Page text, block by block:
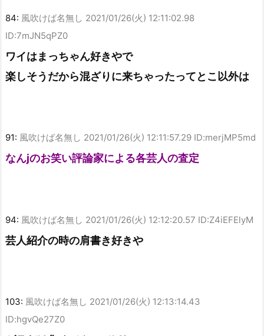
84: 風吹けば名無し 2021/01/26(火) 12:11:02.98
ID:7mJN5qPZ0
ワイはまっちゃん好きやで
楽しそうだから混ざりに来ちゃったってとこ以外は
91: 風吹けば名無し 2021/01/26(火) 12:11:57.29 ID:merjMP5md
なんjのお笑い評論家による各芸人の査定
94: 風吹けば名無し 2021/01/26(火) 12:12:20.57 ID:Z4iEFElyM
芸人紹介の時の肩書き好きや
103: 風吹けば名無し 2021/01/26(火) 12:13:14.43
ID:hgvQe27Z0